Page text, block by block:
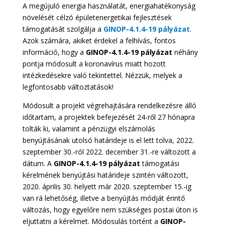
A megújuló energia használatát, energiahatékonyság
növelését célzó épületenergetikai fejlesztések
támogatását szolgálja a GINOP-4.1.4-19 pályázat.
Azok számára, akiket érdekel a felhívás, fontos
információ, hogy a GINOP-4.1.4-19 pályázat néhány
pontja módosult a koronavírus miatt hozott
intézkedésekre való tekintettel. Nézzük, melyek a
legfontosabb változtatások!
Módosult a projekt végrehajtására rendelkezésre álló
időtartam, a projektek befejezését 24-ről 27 hónapra
tolták ki, valamint a pénzügyi elszámolás
benyújtásának utolsó határideje is el lett tolva, 2022.
szeptember 30.-ról 2022. december 31.-re változott a
dátum. A GINOP-4.1.4-19 pályázat támogatási
kérelmének benyújtási határideje szintén változott,
2020. április 30. helyett már 2020. szeptember 15.-ig
van rá lehetőség, illetve a benyújtás módját érintő
változás, hogy egyelőre nem szükséges postai úton is
eljuttatni a kérelmet. Módosulás történt a GINOP-